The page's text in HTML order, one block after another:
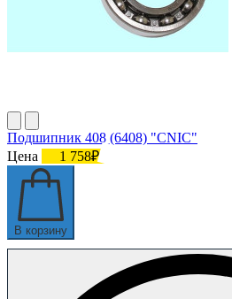
Подшипник 408 (6408) "CNIC"
Цена
1 758₽
В корзину